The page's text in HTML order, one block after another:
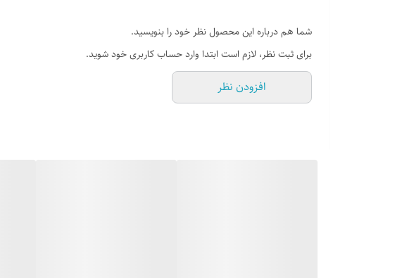
شما هم درباره این محصول نظر خود را بنویسید.
برای ثبت نظر، لازم است ابتدا وارد حساب کاربری خود شوید.
افزودن نظر